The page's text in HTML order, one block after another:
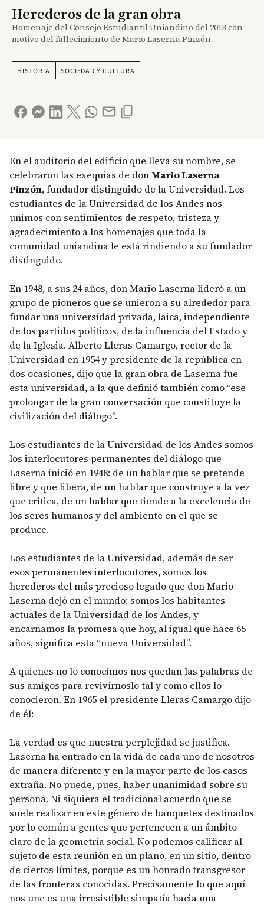
Herederos de la gran obra
Homenaje del Consejo Estudiantil Uniandino del 2013 con
motivo del fallecimiento de Mario Laserna Pinzón.
HISTORIA SOCIEDAD Y CULTURA
En el auditorio del edificio que lleva su nombre, se
celebraron las exequias de donMario Laserna
Pinzón, fundador distinguido de la Universidad. Los
estudiantes de la Universidad de los Andes nos
unimos con sentimientos de respeto, tristeza y
agradecimiento a los homenajes que toda la
comunidad uniandina le está rindiendo a su fundador
distinguido.
En 1948, a sus 24 años, don Mario Laserna lideró a un
grupo de pioneros que se unieron a su alrededor para
fundar una universidad privada, laica, independiente
de los partidos políticos, de la influencia del Estado y
de la Iglesia. Alberto Lleras Camargo, rector de la
Universidad en 1954 y presidente de la república en
dos ocasiones, dijo que la gran obra de Laserna fue
esta universidad, a la que definió también como “ese
prolongar de la gran conversación que constituye la
civilización del diálogo”.
Los estudiantes de la Universidad de los Andes somos
los interlocutores permanentes del diálogo que
Laserna inició en 1948: de un hablar que se pretende
libre y que libera, de un hablar que construye a la vez
que critica, de un hablar que tiende a la excelencia de
los seres humanos y del ambiente en el que se
produce.
Los estudiantes de la Universidad, además de ser
esos permanentes interlocutores, somos los
herederos del más precioso legado que don Mario
Laserna dejó en el mundo: somos los habitantes
actuales de la Universidad de los Andes, y
encarnamos la promesa que hoy, al igual que hace 65
años, significa esta “nueva Universidad”.
A quienes no lo conocimos nos quedan las palabras de
sus amigos para revivírnoslo tal y como ellos lo
conocieron. En 1965 el presidente Lleras Camargo dijo
de él:
La verdad es que nuestra perplejidad se justifica.
Laserna ha entrado en la vida de cada uno de nosotros
de manera diferente y en la mayor parte de los casos
extraña. No puede, pues, haber unanimidad sobre su
persona. Ni siquiera el tradicional acuerdo que se
suele realizar en este género de banquetes destinados
por lo común a gentes que pertenecen a un ámbito
claro de la geometría social. No podemos calificar al
sujeto de esta reunión en un plano, en un sitio, dentro
de ciertos límites, porque es un honrado transgresor
de las fronteras conocidas. Precisamente lo que aquí
nos une es una irresistible simpatía hacia una